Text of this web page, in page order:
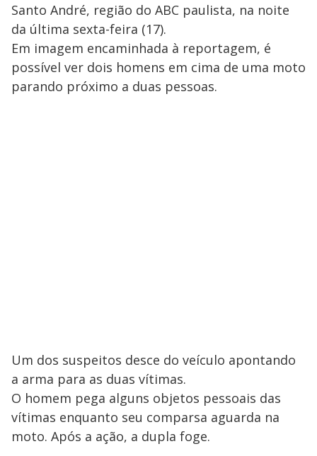
Santo André, região do ABC paulista, na noite
da última sexta-feira (17).
Em imagem encaminhada à reportagem, é
possível ver dois homens em cima de uma moto
parando próximo a duas pessoas.
Um dos suspeitos desce do veículo apontando
a arma para as duas vítimas.
O homem pega alguns objetos pessoais das
vítimas enquanto seu comparsa aguarda na
moto. Após a ação, a dupla foge.